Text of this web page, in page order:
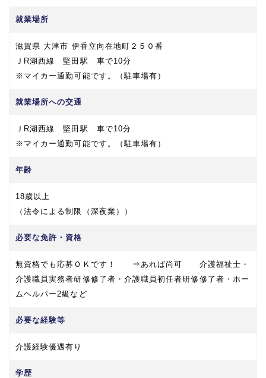
就業場所
滋賀県 大津市 伊香立向在地町２５０番
ＪR湖西線 堅田駅 車で10分
※マイカー通勤可能です。（駐車場有）
就業場所への交通
ＪR湖西線 堅田駅 車で10分
※マイカー通勤可能です。（駐車場有）
年齢
18歳以上
（法令による制限（深夜業））
必要な免許・資格
無資格でも応募ＯＫです！ ⇒あれば尚可 介護福祉士・
介護職員実務者研修修了者・介護職員初任者研修修了者・ホー
ムヘルパー2級など
必要な経験等
介護経験優遇有り
学歴